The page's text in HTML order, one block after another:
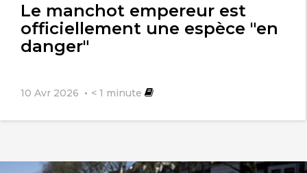
Le manchot empereur est
officiellement une espèce "en
danger"
10 Avr 2026 < 1 minute